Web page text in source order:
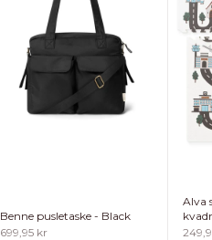
Benne pusletaske - Black
Salgspris
699,95 kr
Alva